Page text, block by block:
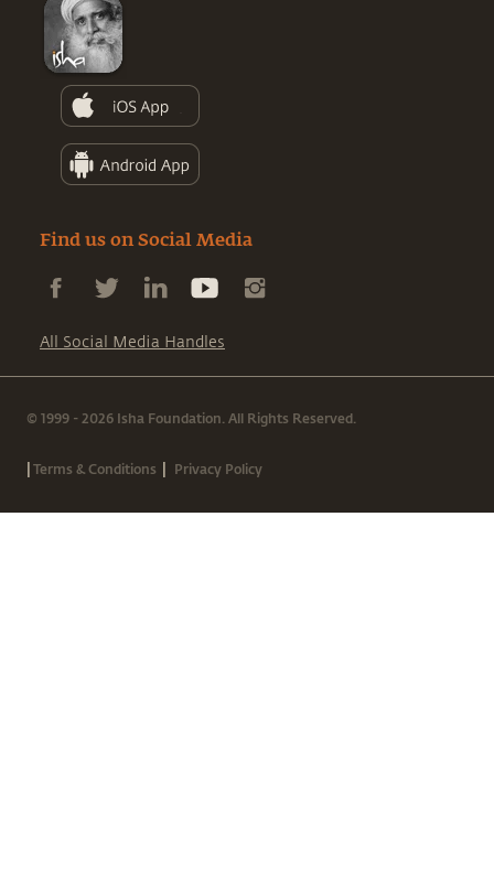
Find us on Social Media
All Social Media Handles
© 1999 - 2026 Isha Foundation. All Rights Reserved.
|Terms & Conditions | Privacy Policy